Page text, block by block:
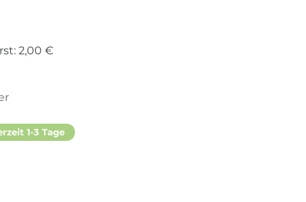
2,00 €
1-3 Tage